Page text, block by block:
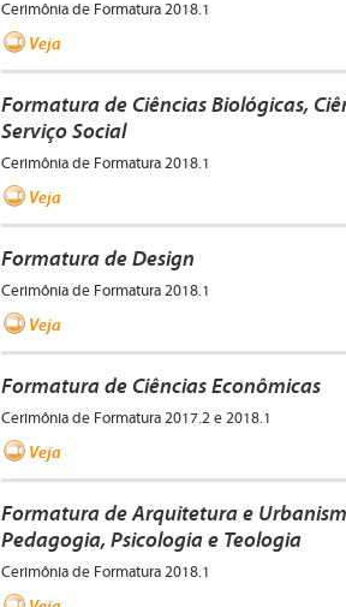
Cerimônia de Formatura 2018.1
Veja
Formatura de Ciências Biológicas,
Serviço Social
Cerimônia de Formatura 2018.1
Veja
Formatura de Design
Cerimônia de Formatura 2018.1
Veja
Formatura de Ciências Econômicas
Cerimônia de Formatura 2017.2 e 2018.1
Veja
Formatura de Arquitetura e
Pedagogia, Psicologia e Teologia
Cerimônia de Formatura 2018.1